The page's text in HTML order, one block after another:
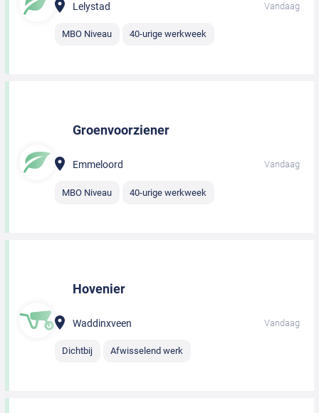
Lelystad Vandaag
MBO Niveau 40-urige werkweek
Groenvoorziener
Emmeloord Vandaag
MBO Niveau 40-urige werkweek
Hovenier
Waddinxveen Vandaag
Dichtbij Afwisselend werk